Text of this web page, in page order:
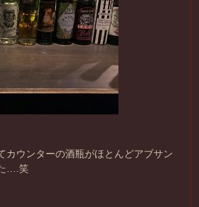
カウンターの酒瓶がほとんどアブサン
….笑